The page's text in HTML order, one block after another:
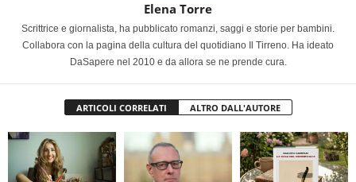
Elena Torre
Scrittrice e giornalista, ha pubblicato romanzi, saggi e storie per bambini.
Collabora con la pagina della cultura del quotidiano Il Tirreno. Ha ideato
DaSapere nel 2010 e da allora se ne prende cura.
ARTICOLI CORRELATI ALTRO DALL'AUTORE